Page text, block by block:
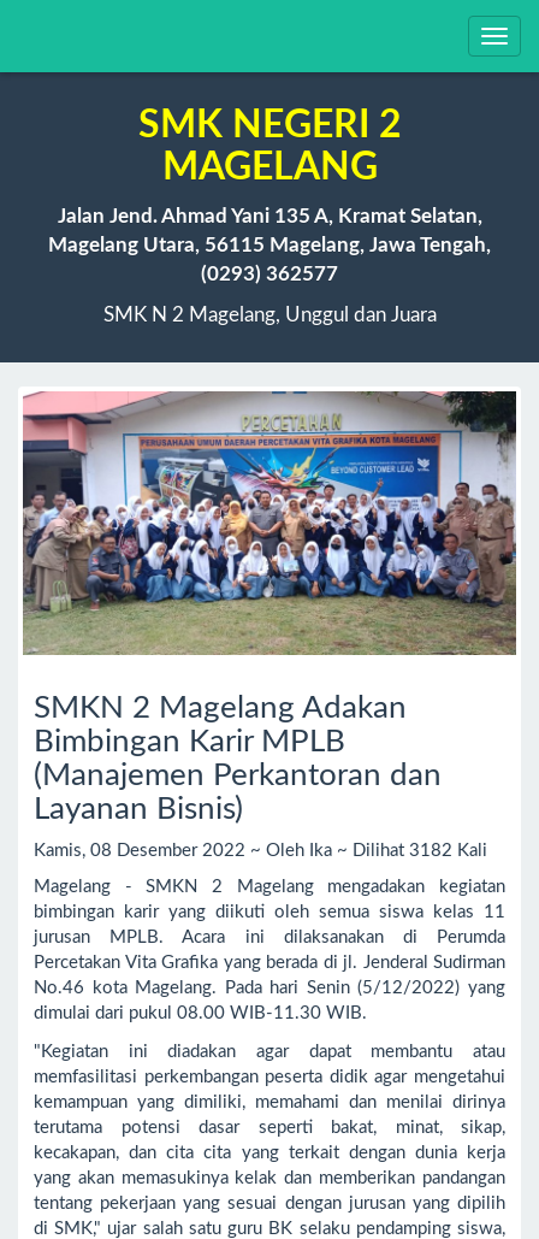
SMK NEGERI 2
MAGELANG
Jalan Jend. Ahmad Yani 135 A, Kramat Selatan,
Magelang Utara, 56115 Magelang, Jawa Tengah,
(0293) 362577
SMK N 2 Magelang, Unggul dan Juara
SMKN 2 Magelang Adakan
Bimbingan Karir MPLB
(Manajemen Perkantoran dan
Layanan Bisnis)
Kamis, 08 Desember 2022 ~ Oleh Ika ~ Dilihat 3182 Kali
Magelang - SMKN 2 Magelang mengadakan kegiatan
bimbingan karir yang diikuti oleh semua siswa kelas 11
jurusan MPLB. Acara ini dilaksanakan di Perumda
Percetakan Vita Grafika yang berada di jl. Jenderal Sudirman
No.46 kota Magelang. Pada hari Senin (5/12/2022) yang
dimulai dari pukul 08.00 WIB-11.30 WIB.
"Kegiatan ini diadakan agar dapat membantu atau
memfasilitasi perkembangan peserta didik agar mengetahui
kemampuan yang dimiliki, memahami dan menilai dirinya
terutama potensi dasar seperti bakat, minat, sikap,
kecakapan, dan cita cita yang terkait dengan dunia kerja
yang akan memasukinya kelak dan memberikan pandangan
tentang pekerjaan yang sesuai dengan jurusan yang dipilih
di SMK," ujar salah satu guru BK selaku pendamping siswa,